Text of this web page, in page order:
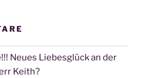
Neues Liebesglück an der
Keith?